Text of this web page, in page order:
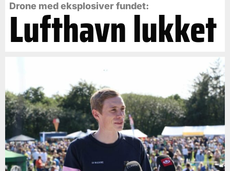
Drone med eksplosiver fundet:
Lufthavn lukket